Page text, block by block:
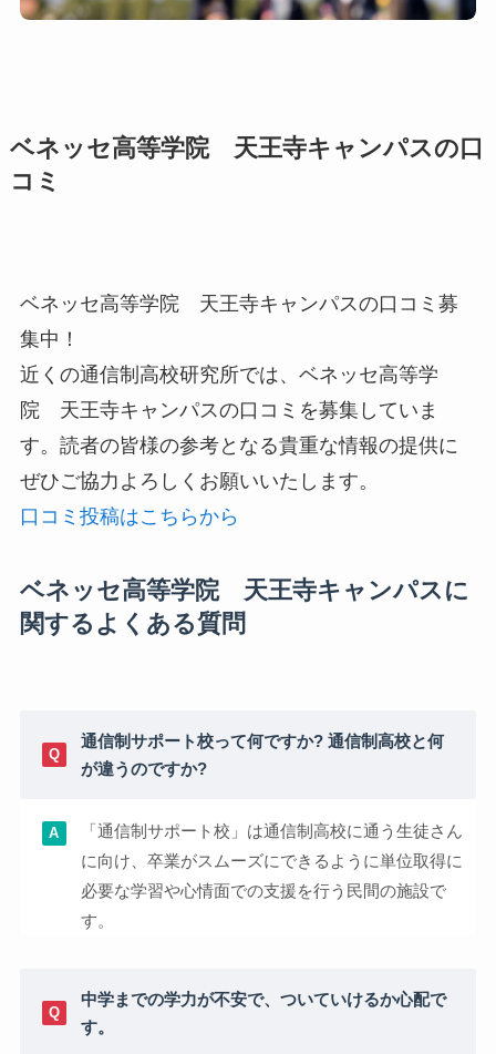
ベネッセ高等学院 天王寺キャンパスの口
コミ
ベネッセ高等学院 天王寺キャンパスの口コミ募
集中！
近くの通信制高校研究所では、ベネッセ高等学
院 天王寺キャンパスの口コミを募集していま
す。読者の皆様の参考となる貴重な情報の提供に
ぜひご協力よろしくお願いいたします。
口コミ投稿はこちらから
ベネッセ高等学院 天王寺キャンパスに
関するよくある質問
通信制サポート校って何ですか? 通信制高校と何
が違うのですか?
「通信制サポート校」は通信制高校に通う生徒さん
に向け、卒業がスムーズにできるように単位取得に
必要な学習や心情面での支援を行う民間の施設で
す。
中学までの学力が不安で、ついていけるか心配で
す。